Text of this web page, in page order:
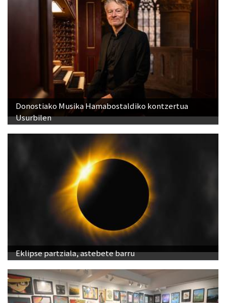
Donostiako Musika Hamabostaldiko kontzertua
Usurbilen
Eklipse partziala, astebete barru